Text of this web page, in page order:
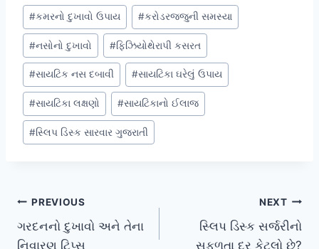
Post
Tags:
#કમરનો દુખાવો ઉપાય #કરોડરજ્જુની સમસ્યા
#નસોનો દુખાવો #ફિઝિયોથેરાપી કસરત
#સાયટિક નસ દબાવી #સાયટિકા ઘરેલું ઉપાય
#સાયટિકા લક્ષણો #સાયટિકાનો ઈલાજ
#સ્લિપ ડિસ્ક સારવાર ગુજરાતી
Post
navigation
PREVIOUS
ગરદનનો દુખાવો અને તેના
નિવારણ ટિપ્સ
NEXT
સ્લિપ ડિસ્ક સર્જરીનો
સફળતા દર કેટલો છે?